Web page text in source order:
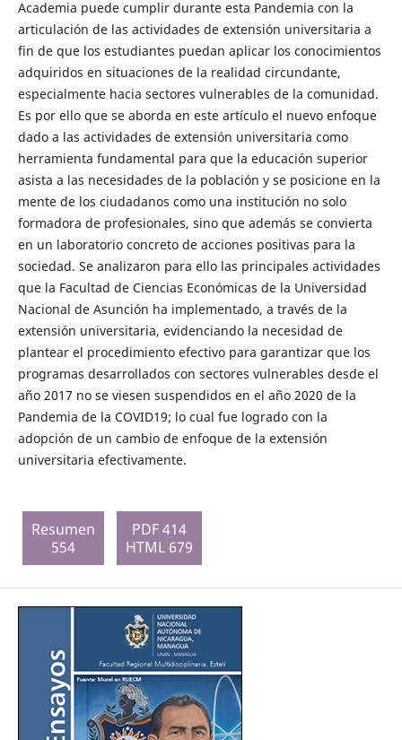
Academia puede cumplir durante esta Pandemia con la
articulación de las actividades de extensión universitaria a
fin de que los estudiantes puedan aplicar los conocimientos
adquiridos en situaciones de la realidad circundante,
especialmente hacia sectores vulnerables de la comunidad.
Es por ello que se aborda en este artículo el nuevo enfoque
dado a las actividades de extensión universitaria como
herramienta fundamental para que la educación superior
asista a las necesidades de la población y se posicione en la
mente de los ciudadanos como una institución no solo
formadora de profesionales, sino que además se convierta
en un laboratorio concreto de acciones positivas para la
sociedad. Se analizaron para ello las principales actividades
que la Facultad de Ciencias Económicas de la Universidad
Nacional de Asunción ha implementado, a través de la
extensión universitaria, evidenciando la necesidad de
plantear el procedimiento efectivo para garantizar que los
programas desarrollados con sectores vulnerables desde el
año 2017 no se viesen suspendidos en el año 2020 de la
Pandemia de la COVID19; lo cual fue logrado con la
adopción de un cambio de enfoque de la extensión
universitaria efectivamente.
Resumen
554
PDF 414
HTML 679